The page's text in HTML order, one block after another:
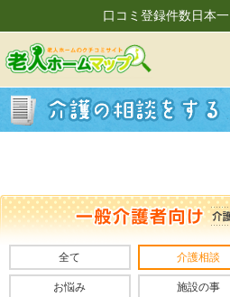
口コミ登録件数日本一
全て 介護相談
お悩み 施設の事